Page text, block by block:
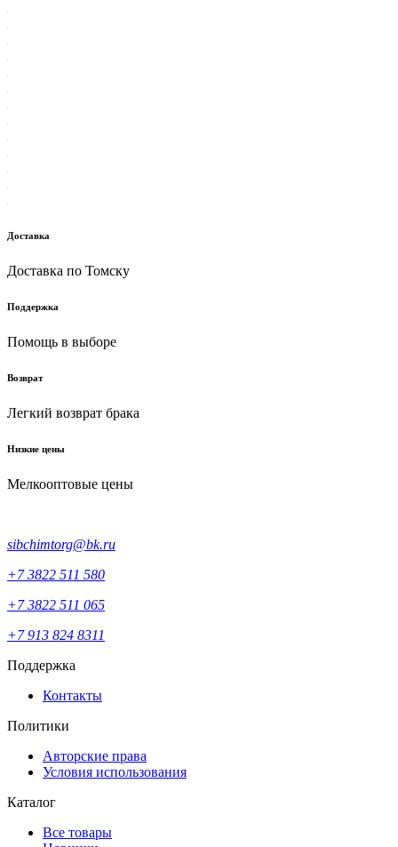
Доставка
Доставка по Томску
Поддержка
Помощь в выборе
Возврат
Легкий возврат брака
Низкие цены
Мелкооптовые цены
sibchimtorg@bk.ru
+7 3822 511 580
+7 3822 511 065
+7 913 824 8311
Поддержка
Контакты
Политики
Авторские права
Условия использования
Каталог
Все товары